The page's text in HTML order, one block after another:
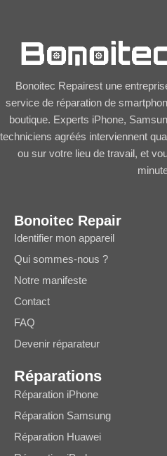
Bonoitec Repairest une
service de réparation de
boutique. Experts iPhone,
techniciens agréés interviennent
ou sur votre lieu de travail, et
Bonoitec Repair
Identifier mon appareil
Qui sommes-nous ?
Notre manifeste
Contact
FAQ
Devenir réparateur
Réparations
Réparation iPhone
Réparation Samsung
Réparation Huawei